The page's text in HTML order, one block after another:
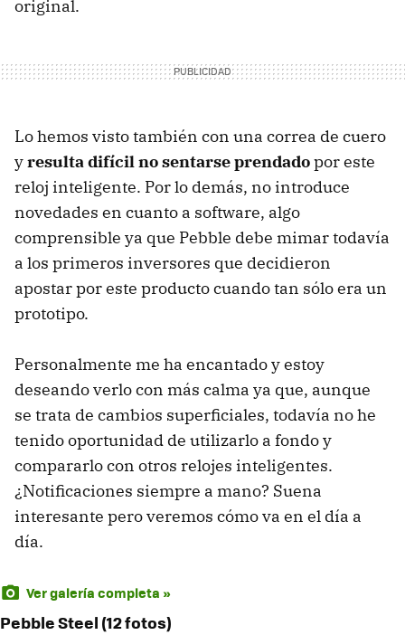
original.
Lo hemos visto también con una correa de cuero
yresulta difícil no sentarse prendadopor este
reloj inteligente. Por lo demás, no introduce
novedades en cuanto a software, algo
comprensible ya que Pebble debe mimar todavía
a los primeros inversores que decidieron
apostar por este producto cuando tan sólo era un
prototipo.
Personalmente me ha encantado y estoy
deseando verlo con más calma ya que, aunque
se trata de cambios superficiales, todavía no he
tenido oportunidad de utilizarlo a fondo y
compararlo con otros relojes inteligentes.
¿Notificaciones siempre a mano? Suena
interesante pero veremos cómo va en el día a
día.
Ver galería completa »
Pebble Steel (12 fotos)